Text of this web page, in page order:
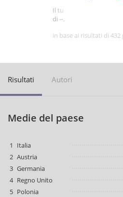
Il tuo punteggio è
di --.
in base ai risultati di 432
Risultati Autori
Medie del paese
1 Italia
2 Austria
3 Germania
4 Regno Unito
5 Polonia